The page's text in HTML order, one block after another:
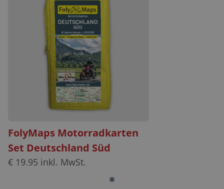
FolyMaps Motorradkarten
Set Deutschland Süd
€ 19.95 inkl. MwSt.